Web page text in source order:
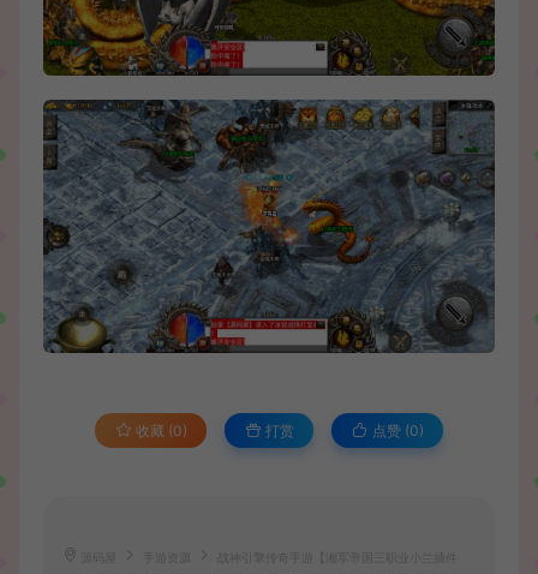
收藏 (0) 打赏 点赞 (0)
手游资源
战神引擎传奇手游【湘军帝国三职业小兰插件